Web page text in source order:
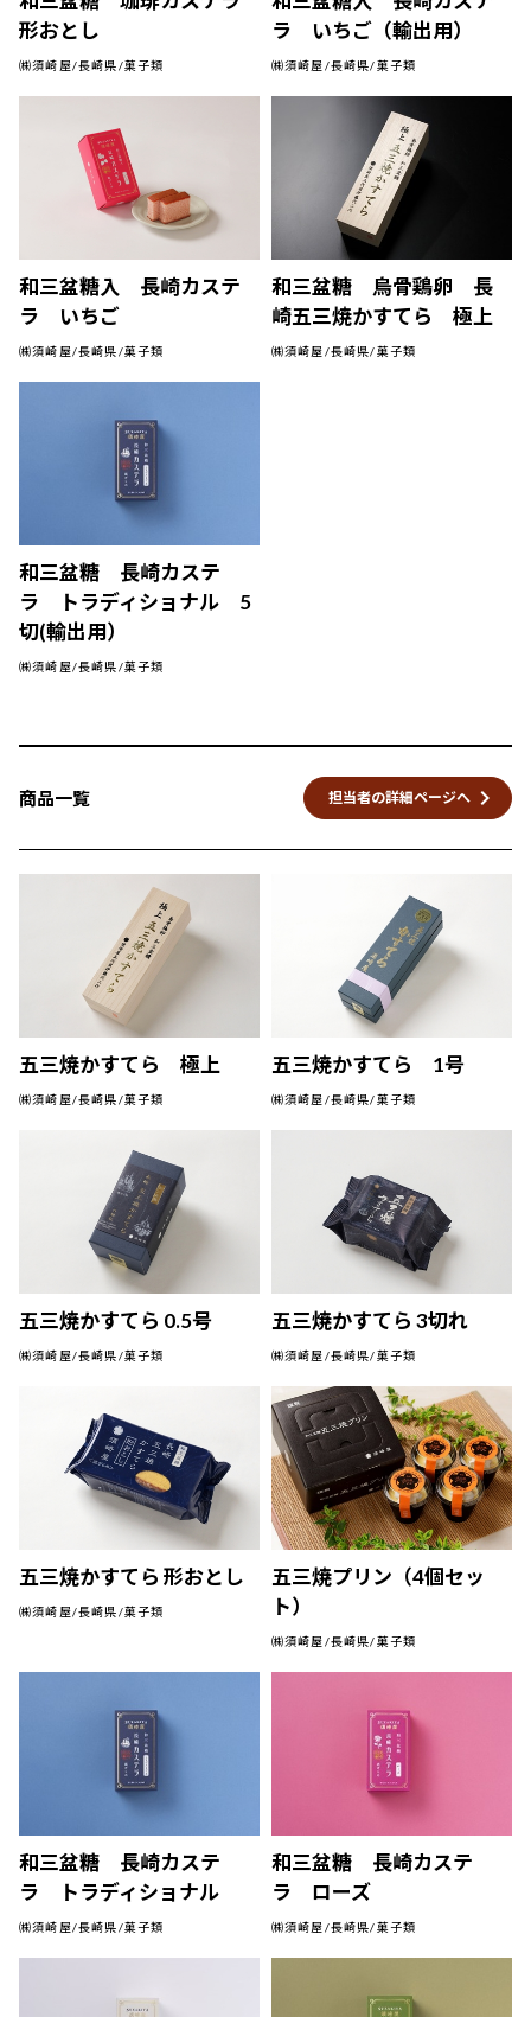
形おとし
㈱須崎屋/長崎県/菓子類
ラ いちご（輸出用）
㈱須崎屋/長崎県/菓子類
和三盆糖入 長崎カステ
ラ いちご
㈱須崎屋/長崎県/菓子類
和三盆糖 烏骨鶏卵 長
崎五三焼かすてら 極上
㈱須崎屋/長崎県/菓子類
和三盆糖 長崎カステ
ラ トラディショナル 5
切(輸出用）
㈱須崎屋/長崎県/菓子類
商品一覧 担当者の詳細ページへ keyboard_arrow_right
五三焼かすてら 極上
㈱須崎屋/長崎県/菓子類
五三焼かすてら 1号
㈱須崎屋/長崎県/菓子類
五三焼かすてら 0.5号
㈱須崎屋/長崎県/菓子類
五三焼かすてら 3切れ
㈱須崎屋/長崎県/菓子類
五三焼かすてら 形おとし
㈱須崎屋/長崎県/菓子類
五三焼プリン（4個セッ
ト）
㈱須崎屋/長崎県/菓子類
和三盆糖 長崎カステ
ラ トラディショナル
㈱須崎屋/長崎県/菓子類
和三盆糖 長崎カステ
ラ ローズ
㈱須崎屋/長崎県/菓子類